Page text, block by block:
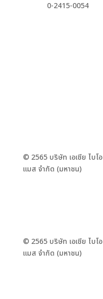
0-2415-0054
© 2565 บริษัท เอเชีย ไบโอ
แมส จำกัด (มหาชน)
© 2565 บริษัท เอเชีย ไบโอ
แมส จำกัด (มหาชน)